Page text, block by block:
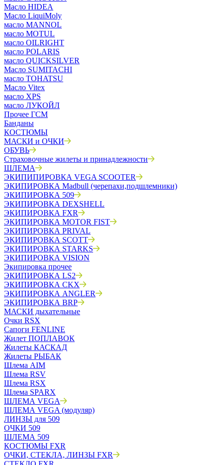
Масло HIDEA
Масло LiquiMoly
масло MANNOL
масло MOTUL
масло OILRIGHT
масло POLARIS
масло QUICKSILVER
Масло SUMITACHI
масло TOHATSU
Масло Vitex
масло XPS
масло ЛУКОЙЛ
Прочее ГСМ
Банданы
КОСТЮМЫ
МАСКИ и ОЧКИ
ОБУВЬ
Страховочные жилеты и принадлежности
ШЛЕМА
ЭКИПИПИРОВКА VEGA SCOOTER
ЭКИПИРОВКА Madbull (черепахи,подшлемники)
ЭКИПИРОВКА 509
ЭКИПИРОВКА DEXSHELL
ЭКИПИРОВКА FXR
ЭКИПИРОВКА MOTOR FIST
ЭКИПИРОВКА PRIVAL
ЭКИПИРОВКА SCOTT
ЭКИПИРОВКА STARKS
ЭКИПИРОВКА VISION
Экипировка прочее
ЭКИПИРОВКА LS2
ЭКИПИРОВКА CKX
ЭКИПИРОВКА ANGLER
ЭКИПИРОВКА BRP
МАСКИ дыхательные
Очки RSX
Сапоги FENLINE
Жилет ПОПЛАВОК
Жилеты КАСКАД
Жилеты РЫБАК
Шлема AIM
Шлема RSV
Шлема RSX
Шлема SPARX
ШЛЕМА VEGA
ШЛЕМА VEGA (модуляр)
ЛИНЗЫ для 509
ОЧКИ 509
ШЛЕМА 509
КОСТЮМЫ FXR
ОЧКИ, СТЕКЛА, ЛИНЗЫ FXR